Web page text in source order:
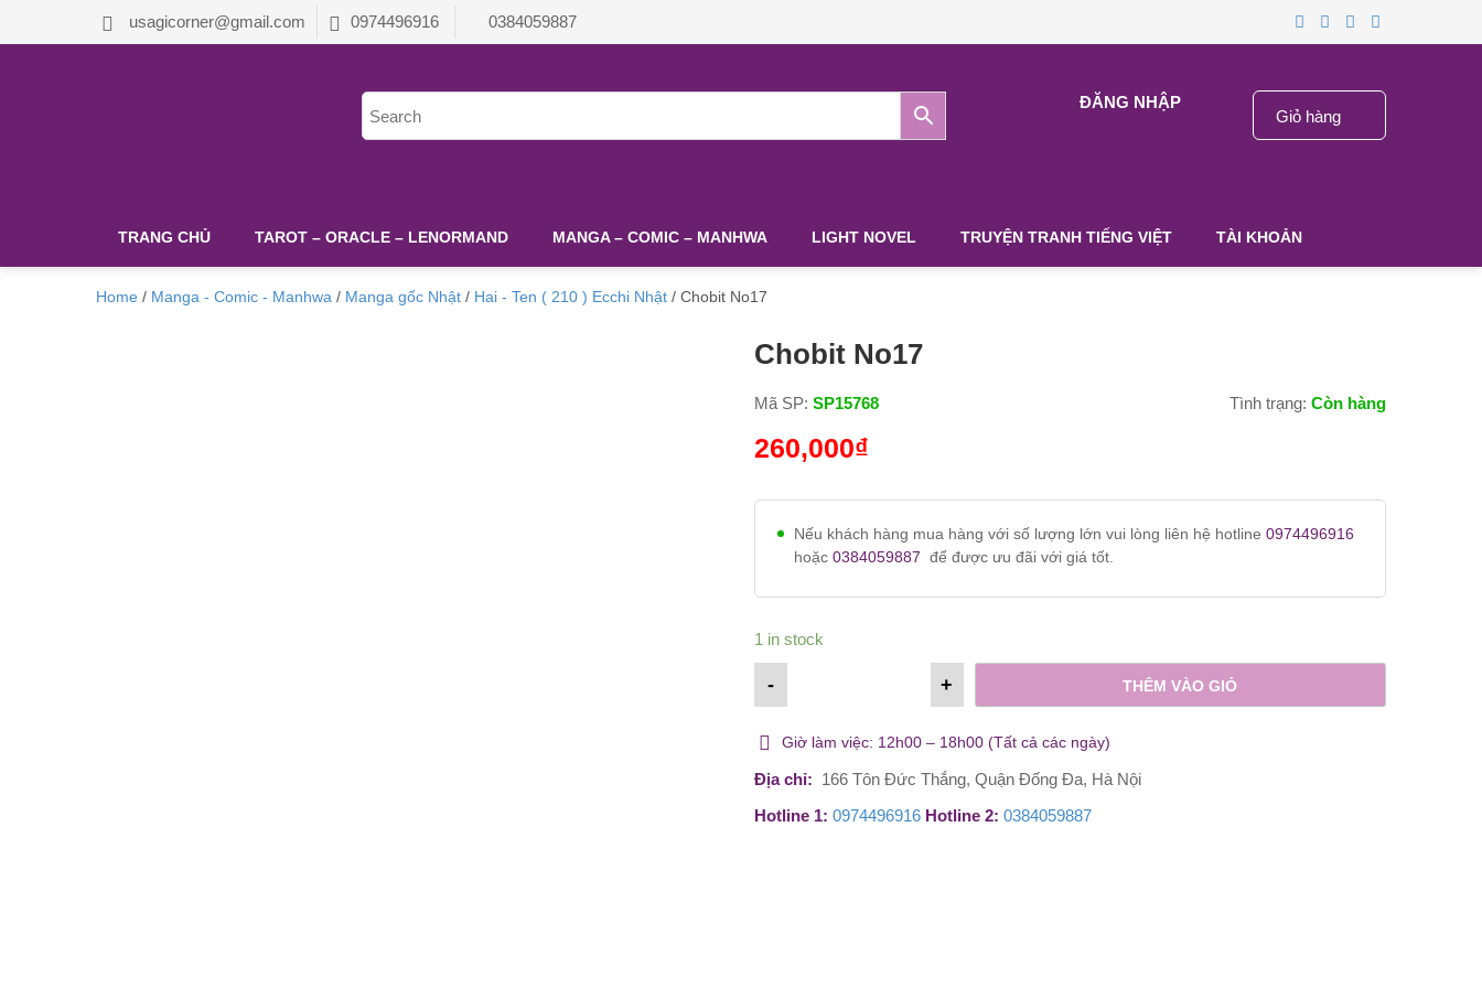
usagicorner@gmail.com 0974496916 0384059887
Giỏ hàng
ĐĂNG NHẬP
TRANG CHỦ TAROT – ORACLE – LENORMAND MANGA – COMIC – MANHWA LIGHT NOVEL TRUYỆN TRANH TIẾNG VIỆT TÀI KHOẢN
Home /Manga - Comic - Manhwa /Manga gốc Nhật/Hai - Ten ( 210 ) Ecchi Nhật/ Chobit No17
Chobit No17
Mã SP: SP15768 Tình trạng: Còn hàng
260,000₫
Nếu khách hàng mua hàng với số lượng lớn vui lòng liên hệ hotline
0974496916hoặc 0384059887 để được ưu đãi với giá tốt.
1 in stock
+
- THÊM VÀO GIỎ
Giờ làm việc: 12h00 – 18h00 (Tất cả các ngày)
Địa chỉ: 166 Tôn Đức Thắng, Quận Đống Đa, Hà Nội
Hotline 1: 0974496916 Hotline 2: 0384059887